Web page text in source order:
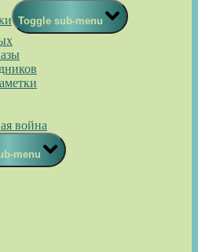
Toggle sub-menu
война
menu